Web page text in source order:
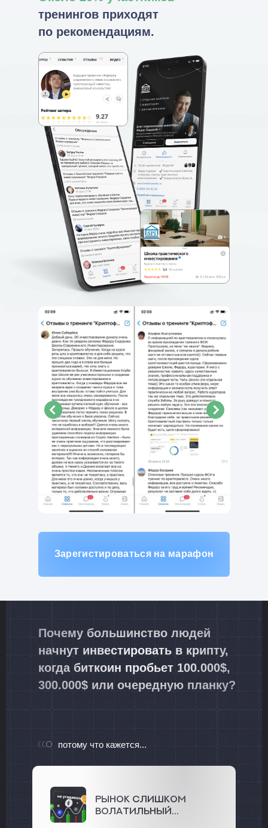
тренингов приходят
по рекомендациям.
Зарегистироваться на марафон
потому что кажется...
Рынок слишком
волатильный...
Почему большинство людей
начнут инвестировать в крипту,
когда биткоин пробьет 100.000$,
300.000$ или очередную планку?